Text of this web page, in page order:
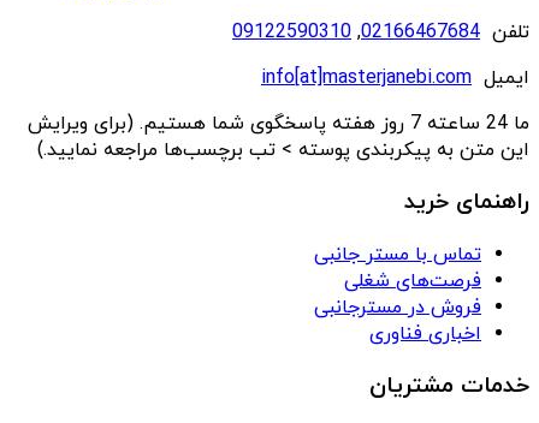
تلفن 02166467684
,
09122590310
ایمیل info[at]masterjanebi.com
ما 24 ساعته 7 روز هفته پاسخگوی شما هستیم. (برای ویرایش
این متن به پیکربندی پوسته > تب برچسب‌ها مراجعه نمایید.)
راهنمای خرید
تماس با مستر جانبی
فرصت‌های شغلی
فروش در مسترجانبی
اخباری فناوری
خدمات مشتریان